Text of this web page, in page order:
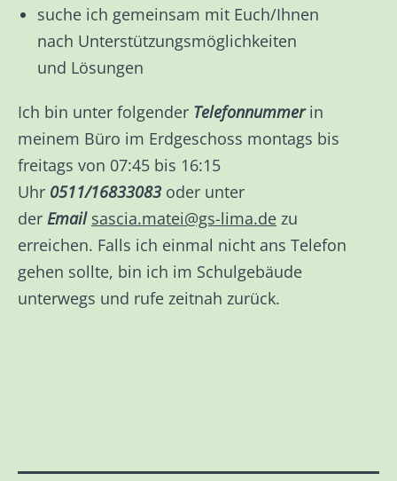
suche ich gemeinsam mit Euch/Ihnen
nach Unterstützungsmöglichkeiten
und Lösungen
Ich bin unter folgender Telefonnummerin
meinem Büro im Erdgeschoss montags bis
freitags von 07:45 bis 16:15
Uhr 0511/16833083oder unter
der Email sascia.matei@gs-lima.de zu
erreichen. Falls ich einmal nicht ans Telefon
gehen sollte, bin ich im Schulgebäude
unterwegs und rufe zeitnah zurück.